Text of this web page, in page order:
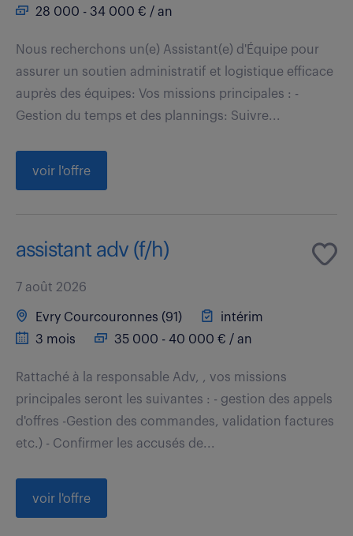
28 000 - 34 000 € / an
Nous recherchons un(e) Assistant(e) d'Équipe pour
assurer un soutien administratif et logistique efficace
auprès des équipes: Vos missions principales : -
Gestion du temps et des plannings: Suivre...
voir l'offre
assistant adv (f/h)
7 août 2026
Evry Courcouronnes (91)
intérim
3 mois
35 000 - 40 000 € / an
Rattaché à la responsable Adv, , vos missions
principales seront les suivantes : - gestion des appels
d'offres -Gestion des commandes, validation factures
etc.) - Confirmer les accusés de...
voir l'offre